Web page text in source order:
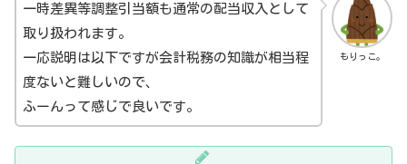
もりっこ。
一時差異等調整引当額も通常の配当収入として
取り扱われます。
一応説明は以下ですが会計税務の知識が相当程
度ないと難しいので、
ふーんって感じで良いです。